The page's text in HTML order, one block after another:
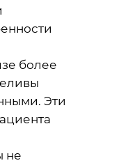
более
Эти
не